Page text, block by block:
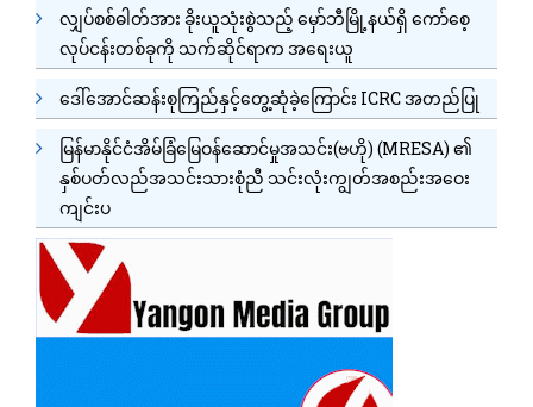
လျှပ်စစ်ဓါတ်အား ခိုးယူသုံးစွဲသည့် မှော်ဘီမြို့နယ်ရှိ ကော်စေ့
လုပ်ငန်းတစ်ခုကို သက်ဆိုင်ရာက အရေးယူ
ဒေါ်အောင်ဆန်းစုကြည်နှင့်တွေ့ဆုံခဲ့ကြောင်း ICRC အတည်ပြု
မြန်မာနိုင်ငံအိမ်ခြံမြေဝန်ဆောင်မှုအသင်း(ဗဟို) (MRESA) ၏
နှစ်ပတ်လည်အသင်းသားစုံညီ သင်းလုံးကျွတ်အစည်းအဝေး
ကျင်းပ